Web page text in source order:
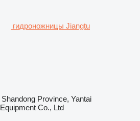
гидроножницы Jiangtu
Province, Yantai
Co., Ltd